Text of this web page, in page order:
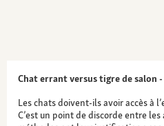
Chat errant versus tigre de salon
Les chats doivent-ils avoir accès à
C’est un point de discorde entre